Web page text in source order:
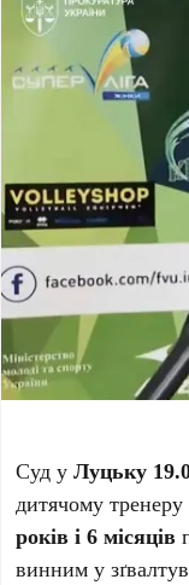
Суд уЛуцьку
дитячому
років і 6 місяців
винним у